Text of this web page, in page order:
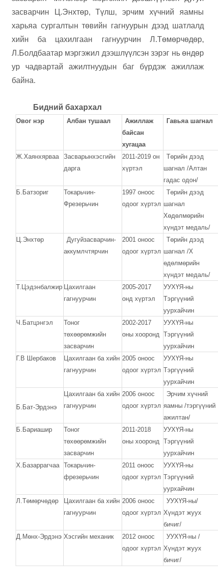
засварчин Ц.Энхтөр, Түлш, эрчим хүчний яамны
харьяа сургалтын төвийн гагнуурын дээд шатлалд
хийн ба цахилгаан гагнуурчин Л.Төмөрчөдөр,
Л.Болдбаатар мэргэжил дээшлүүлсэн зэрэг нь өндөр
ур чадвартай ажилтнуудын баг бүрдэж ажиллаж
байна.
Бидний бахархал
Овог нэр Албан тушаал
Ажиллаж
байсан
хугацаа
Гавьяа шагнал
Ж.Хаянхярваа
Засварынхэсгийн
дарга
2011-2019 он
хүртэл
Төрийн дээд
шагнал /Алтан
гадас одон/
Б.Батзориг
Токарьчин-
Фрезерьчин
1997 оноос
одоог хүртэл
Төрийн дээд
шагнал
Хөдөлмөрийн
хүндэт медаль/
Ц.Энхтөр
Дугуйзасварчин-
аккумлчтярчин
2001 оноос
одоог хүртэл
Төрийн дээд
шагнал /Х
өдөлмөрийн
хүндэт медаль/
Т.Цэдэнбалжир Цахилгаан
гагнуурчин
2005-2017
онд хүртэл
УУХҮЯ-ны
Тэргүүний
уурхайчин
Ч.Батцэнгэл
Тоног
төхөөрөмжийн
засварчин
2002-2017
оны хооронд
УУХҮЯ-ны
Тэргүүний
уурхайчин
Г.В Шербаков
Цахилгаан ба хийн
гагнуурчин
2005 оноос
одоог хүртэл
УУХҮЯ-ны
Тэргүүний
уурхайчин
Б.Бат-Эрдэнэ
Цахилгаан ба хийн
гагнуурчин
2006 оноос
одоог хүртэл
Эрчим хүчний
яамны/тэргүүний
ажилтан/
Б.Бариашир
Тоног
төхөөрөмжийн
засварчин
2011-2018
оны хооронд
УУХҮЯ-ны
Тэргүүний
уурхайчин
Х.Базаррагчаа Токарьчин-
фрезерьчин
2011 оноос
одоог хүртэл
УУХҮЯ-ны
Тэргүүний
уурхайчин
Л.Төмөрчөдөр
Цахилгаан ба хийн
гагнуурчин
2006 оноос
одоог хүртэл
УУХҮЯ-ны/
Хүндэт жуух
бичиг/
Д.Мөнх-Эрдэнэ Хэсгийн механик
2012 оноос
одоог хүртэл
УУХҮЯ-ны /
Хүндэт жуух
бичиг/